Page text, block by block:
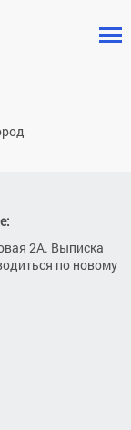
2А. Выписка
по новому